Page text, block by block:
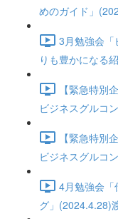
めのガイド」
3月勉強会「
りも豊かになる
【緊急特別
ビジネスグルコ
【緊急特別
ビジネスグルコ
4月勉強会「
グ」(2024.4.28)